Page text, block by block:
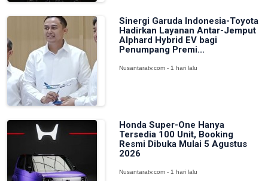
Sinergi Garuda Indonesia-Toyota
Hadirkan Layanan Antar-Jemput
Alphard Hybrid EV bagi
Penumpang Premi...
Nusantaratv.com - 1 hari lalu
Honda Super-One Hanya
Tersedia 100 Unit, Booking
Resmi Dibuka Mulai 5 Agustus
2026
Nusantaratv.com - 1 hari lalu